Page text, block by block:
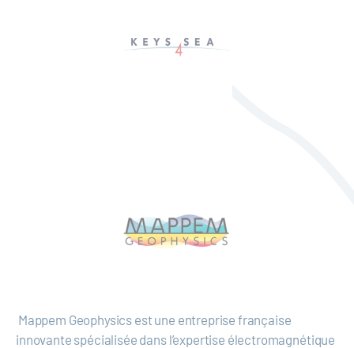
Mappem Geophysics est une entreprise française
innovante spécialisée dans l’expertise électromagnétique